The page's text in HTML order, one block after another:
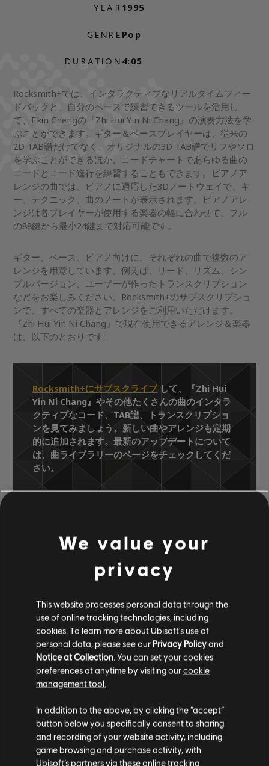
YEAR
GENRE
DURATION
1995
Pop
4:05
Rocksmith+では、インタラクティブなリアルタイムフィー
ドバックと、自分のペースで練習できるツールを活用し
て、Ekin Chengの『Zhi Hui Yin Ni Chang』の演奏方法を学
ぶことができます。ギター＆ベースプレイヤーは、従来の
2D TAB譜だけでなく、オリジナルの3D TAB譜でリフやソロ
を学ぶことができるほか、コードチャートであらゆる曲の
コードとコード進行を練習することもできます。ピアノア
レンジの曲では、ピアノに適応した3Dノートウェイで、キ
ー、テクニック、曲のノートが表示されます。ピアノアレ
ンジは各プレイヤーが使用する楽器の幅に合わせて、フル
の88鍵から最小24鍵まで対応可能です。
ギター、ベース、ピアノ向けに、それぞれの曲で複数のア
レンジを用意しています。例えば、リード、リズム、シン
プルバージョン、ユーザーが作ったトランスクリプション
などをお楽しみください。Rocksmith+のサブスクリプショ
ンで、すべての楽器とアレンジをご利用いただけます。
『Zhi Hui Yin Ni Chang』で現在使用できるアレンジ＆楽器
は、以下のとおりです。
Rocksmith+にサブスクライブして、『Zhi Hui
Yin Ni Chang』やその他たくさんの曲のインタラ
クティブなコード、TAB譜、トランスクリプショ
ンを見てみましょう。新しい曲やアレンジも定期
的に追加されます。最新のアップデートについて
は、曲ライブラリーのページをチェックしてくだ
さい。
曲ライブラリー
アーティスト（A～Z）
Ekin Cheng
Friends for Life
Zhi Hui Yin Ni Chang
承認済みのアレンジ
楽器 / アレンジの種類 承認 クリエイター
コードチャート
ARCHI
ベースチャート ARCHI
We value your
privacy
This website processes personal data through the
use of online tracking technologies, including
cookies. To learn more about Ubisoft's use of
personal data, please see our Privacy Policyand
Notice at Collection . You can set your cookies
preferences at anytime by visiting ourcookie
management tool.
In addition to the above, by clicking the “accept”
button below you specifically consent to sharing
and recording of your website activity, including
game browsing and purchase activity, with
Ubisoft’s partners via these online tracking